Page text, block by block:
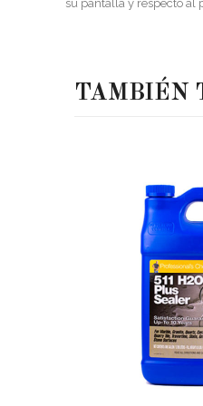
su pantalla y respecto al
TAMBIÉN